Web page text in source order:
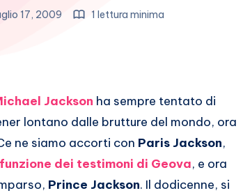
17, 2009 1 lettura minima
Jackson ha sempre tentato di
lontano dalle brutture del mondo, ora
ne siamo accorti con Paris Jackson,
dei testimoni di Geova, e ora
Prince Jackson. Il dodicenne, si